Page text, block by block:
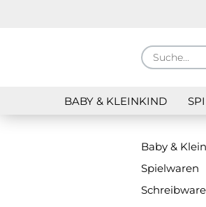
BABY & KLEINKIND
Baby &
Spielwaren